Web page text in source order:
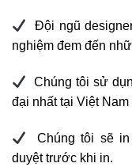
Đội ngũ
nghiệm đem đến
Chúng tôi sử
đại nhất tại Việt
Chúng tôi sẽ in
duyệt trước khi in.